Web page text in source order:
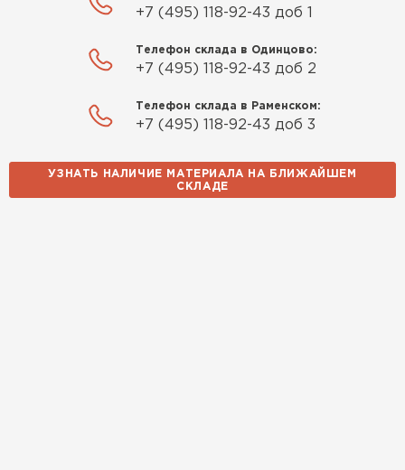
+7 (495) 118-92-43 доб 1
Телефон склада в Одинцово:
+7 (495) 118-92-43 доб 2
Телефон склада в Раменском:
+7 (495) 118-92-43 доб 3
УЗНАТЬ НАЛИЧИЕ МАТЕРИАЛА НА БЛИЖАЙШЕМ
СКЛАДЕ
ПЕРЕЙТИ
Утеплитель Технониколь
ПЕРЕЙТИ
Утеплитель Ursa
ПЕРЕЙТИ